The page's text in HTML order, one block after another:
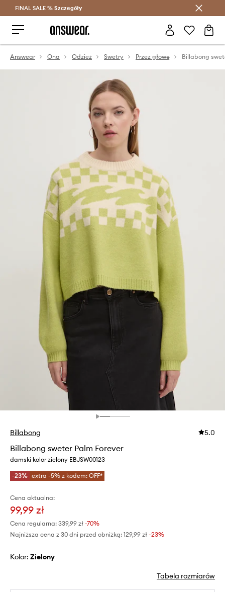
Oszczędzaj z Answear Club >
FINAL SALE % Szczegóły
Answear Ona Odzież Swetry Przez głowę Billabong
Billabong 5.0
Billabong sweter Palm Forever
damski kolor zielony EBJSW00123
-23% extra -5% z kodem: OFF*
Cena aktualna:
99,99 zł
Cena regularna: 339,99 zł -70%
Najniższa cena z 30 dni przed obniżką: 129,99 zł -23%
Kolor: zielony
Tabela rozmiarów